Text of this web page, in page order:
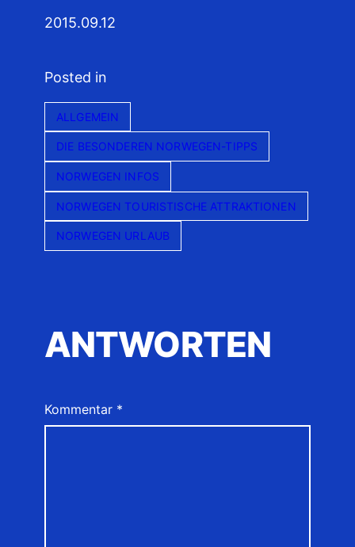
2015.09.12
Posted in
ALLGEMEIN
DIE BESONDEREN NORWEGEN-TIPPS
NORWEGEN INFOS
NORWEGEN TOURISTISCHE ATTRAKTIONEN
NORWEGEN URLAUB
ANTWORTEN
Kommentar *